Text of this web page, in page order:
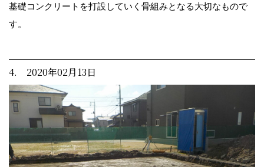
基礎コンクリートを打設していく骨組みとなる大切なもので
す。
4. 2020年02月13日